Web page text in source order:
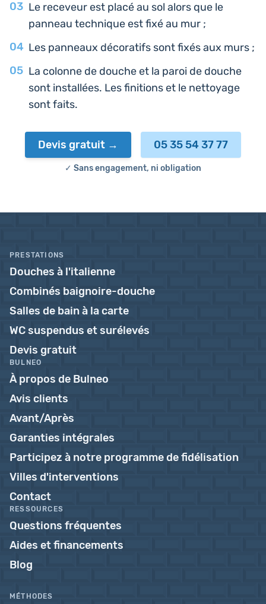
Le rece­veur est placé au sol alors que le
panneau tech­nique est fixé au mur ;
Les pan­neaux déco­ra­tifs sont fixés aux murs ;
La colonne de douche et la paroi de douche
sont ins­tal­lées. Les fini­tions et le net­toyage
sont faits.
Devis gratuit 05 35 54 37 77
✓ Sans engagement, ni obligation
PRESTATIONS
Douches à l'italienne
Combinés baignoire-douche
Salles de bain à la carte
WC suspendus et surélevés
Devis gratuit
BULNEO
À propos de Bulneo
Avis clients
Avant/Après
Garanties intégrales
Participez à notre programme de fidélisation
Villes d'interventions
Contact
RESSOURCES
Questions fréquentes
Aides et financements
Blog
MÉTHODES